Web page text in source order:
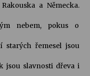
a Německa.
nebem, pokus o
starých řemesel jsou
jsou slavnosti dřeva i